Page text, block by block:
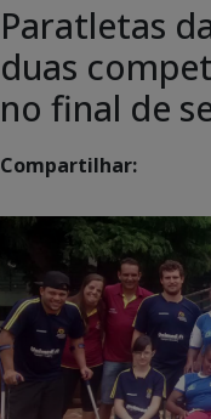
Paratletas
duas
no final de
Compartilhar: